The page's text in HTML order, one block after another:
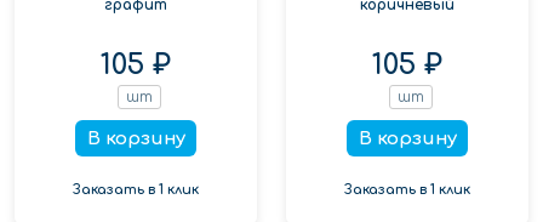
графит
105 ₽
шт
В корзину
Заказать в 1 клик
коричневый
105 ₽
шт
В корзину
Заказать в 1 клик